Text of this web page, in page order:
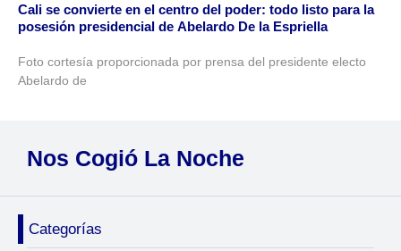
Cali se convierte en el centro del poder: todo listo para la
posesión presidencial de Abelardo De la Espriella
Foto cortesía proporcionada por prensa del presidente electo
Abelardo de
Nos Cogió La Noche
Categorías